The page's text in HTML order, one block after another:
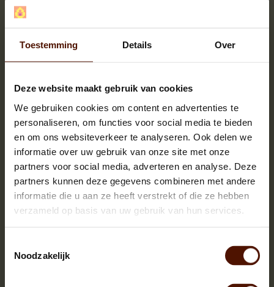
Toestemming Details Over
Deze website maakt gebruik van cookies
We gebruiken cookies om content en advertenties te
personaliseren, om functies voor social media te bieden
en om ons websiteverkeer te analyseren. Ook delen we
informatie over uw gebruik van onze site met onze
partners voor social media, adverteren en analyse. Deze
partners kunnen deze gegevens combineren met andere
informatie die u aan ze heeft verstrekt of die ze hebben
verzameld op basis van uw gebruik van hun services.
Noodzakelijk
Birch firewood | big pallet (ca.120x80x200cm) |
kiddlings | firestarters
€469.00
In Stock
Amount of logs:ca. 1000 logs
Log length:ca. 25 cm.